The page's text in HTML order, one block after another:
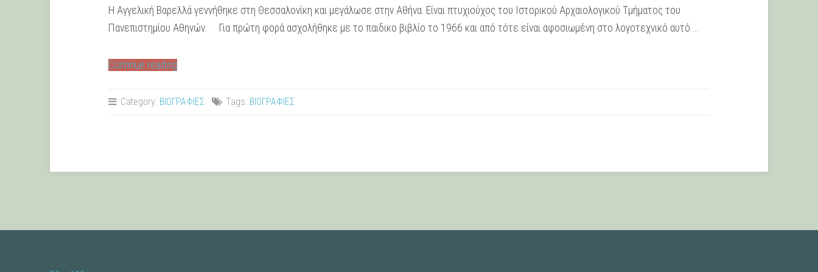
Η Αγγελική Βαρελλά γεννήθηκε στη Θεσσαλονίκη και μεγάλωσε στην Αθήνα. Είναι πτυχιούχος του Ιστορικού Αρχαιολογικού Τμήματος του
Πανεπιστημίου Αθηνών. Για πρώτη φορά ασχολήθηκε με το παιδικο βιβλίο το 1966 και από τότε είναι αφοσιωμένη στο λογοτεχνικό αυτό …
Continue reading
Category: ΒΙΟΓΡΑΦΙΕΣ Tags: ΒΙΟΓΡΑΦΙΕΣ